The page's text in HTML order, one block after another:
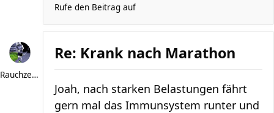
Rufe den Beitrag auf
Rauchzeichen
Re: Krank nach Marathon
Joah, nach starken Belastungen fährt
gern mal das Immunsystem runter und